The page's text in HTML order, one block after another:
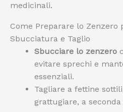
medicinali.
Come Preparare lo Zenzero
Sbucciatura e Taglio
Sbucciare lo zenzero
evitare sprechi e
essenziali.
Tagliare a fettine
grattugiare, a